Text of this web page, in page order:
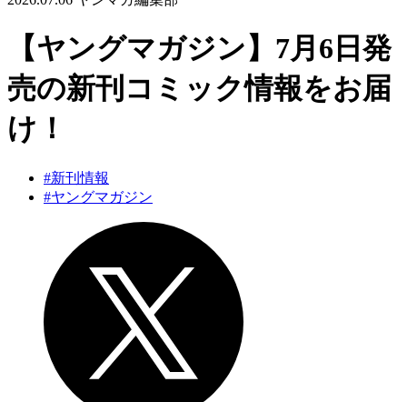
【ヤングマガジン】7月6日発
売の新刊コミック情報をお届
け！
#新刊情報
#ヤングマガジン